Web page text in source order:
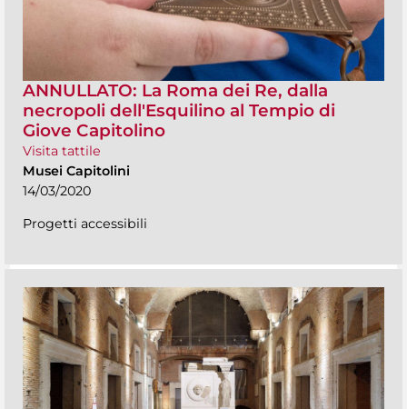
ANNULLATO: La Roma dei Re, dalla
necropoli dell'Esquilino al Tempio di
Giove Capitolino
Visita tattile
Musei Capitolini
14/03/2020
Progetti accessibili